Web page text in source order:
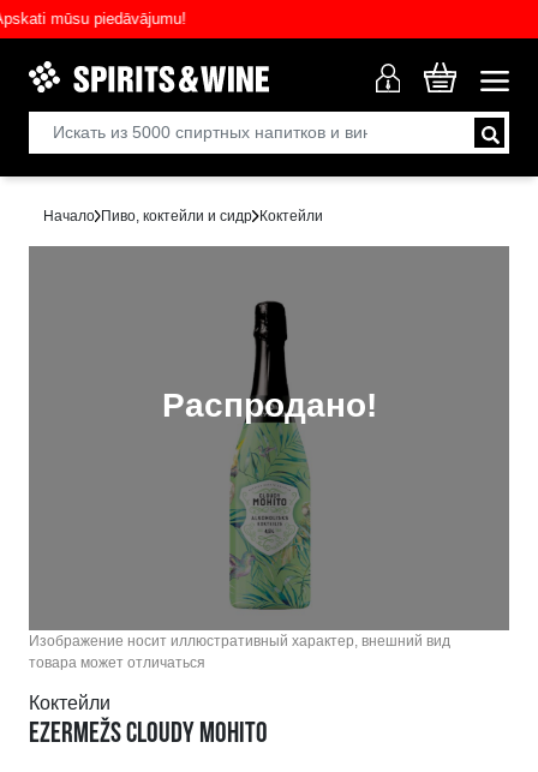
mūsu piedāvājumu!
Начало Пиво, коктейли и сидр Коктейли
Распродано!
Изображение носит иллюстративный характер, внешний вид
товара может отличаться
Коктейли
EZERMEŽS CLOUDY MOHITO